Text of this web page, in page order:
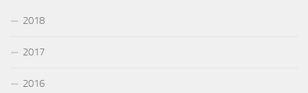
2018
2017
2016